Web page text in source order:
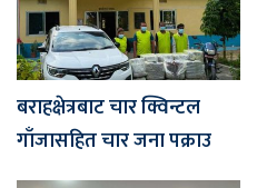
बराहक्षेत्रबाट चार क्विन्टल
गाँजासहित चार जना पक्राउ